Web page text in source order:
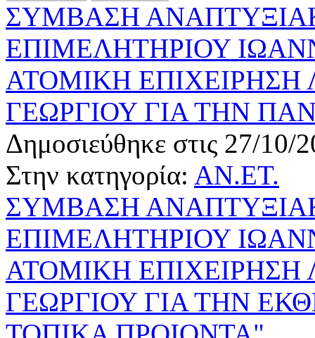
ΣΥΜΒΑΣΗ
ΕΠΙΜΕΛΗΤΗΡΙΟΥ
ΑΤΟΜΙΚΗ
ΓΕΩΡΓΙΟΥ ΓΙΑ ΤΗΝ
Δημοσιεύθηκε στις 27/10/
Στην κατηγορία: ΑΝ.ΕΤ.
ΣΥΜΒΑΣΗ
ΕΠΙΜΕΛΗΤΗΡΙΟΥ
ΑΤΟΜΙΚΗ
ΓΕΩΡΓΙΟΥ ΓΙΑ ΤΗΝ